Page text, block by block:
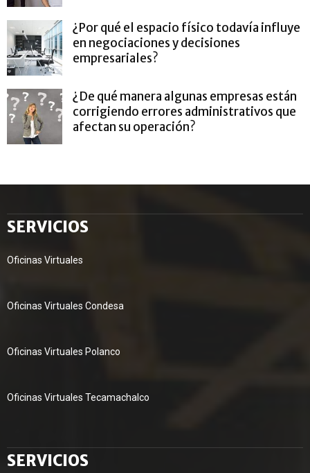
¿Por qué el espacio físico todavía influye
en negociaciones y decisiones
empresariales?
¿De qué manera algunas empresas están
corrigiendo errores administrativos que
afectan su operación?
SERVICIOS
Oficinas Virtuales
Oficinas Virtuales Condesa
Oficinas Virtuales Polanco
Oficinas Virtuales Tecamachalco
SERVICIOS